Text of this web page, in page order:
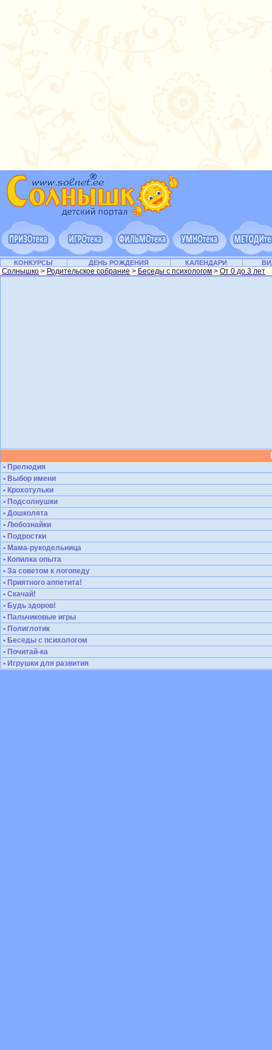
КОНКУРСЫ ДЕНЬ РОЖДЕНИЯ КАЛЕНДАРИ
Солнышко > Родительское собрание > Беседы с психологом > От 0 до 3 лет
• Прелюдия
• Выбор имени
• Крохотульки
• Подсолнушки
• Дошколята
• Любознайки
• Подростки
• Мама-рукодельница
• Копилка опыта
• За советом к логопеду
• Приятного аппетита!
• Скачай!
• Будь здоров!
• Пальчиковые игры
• Полиглотик
• Беседы с психологом
• Почитай-ка
• Игрушки для развития